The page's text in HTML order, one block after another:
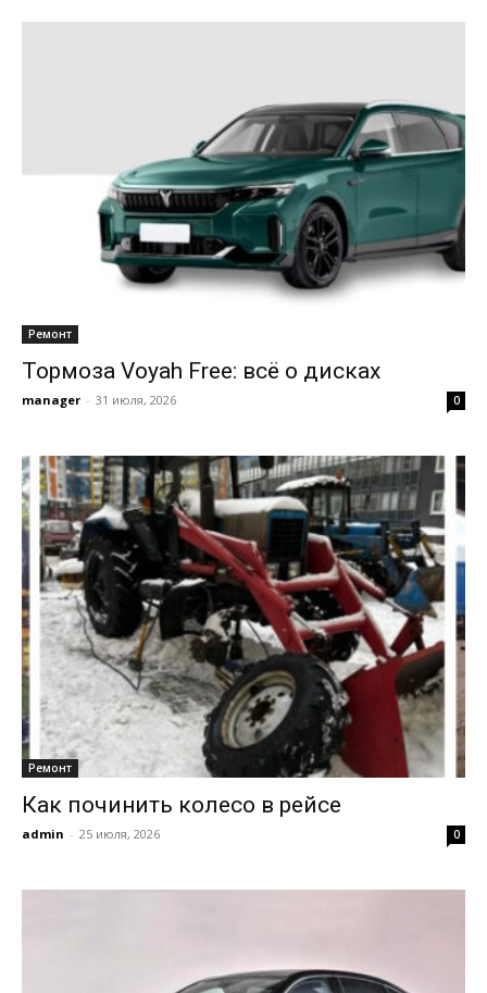
Ремонт
Тормоза Voyah Free: всё о дисках
manager - 31 июля, 2026 0
Ремонт
Как починить колесо в рейсе
admin - 25 июля, 2026 0